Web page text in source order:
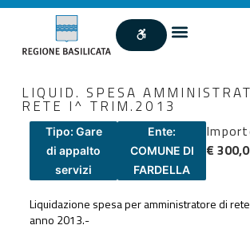
LIQUID. SPESA
RETE I^ TRIM.2013
Tipo: Gare
di appalto
servizi
Ente:
COMUNE DI
FARDELLA
€
Liquidazione spesa per amministratore di
anno 2013.-